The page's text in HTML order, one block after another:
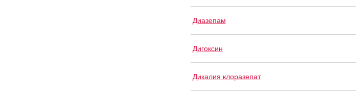
Диазепам
Дигоксин
Дикалия клоразепат